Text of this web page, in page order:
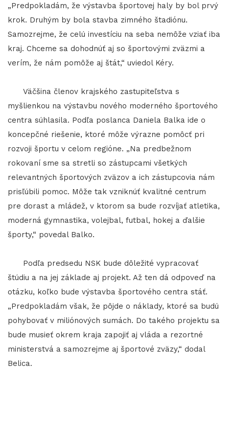
„Predpokladám, že výstavba športovej haly by bol prvý
krok. Druhým by bola stavba zimného štadiónu.
Samozrejme, že celú investíciu na seba nemôže vziať iba
kraj. Chceme sa dohodnúť aj so športovými zväzmi a
verím, že nám pomôže aj štát,“ uviedol Kéry.
Väčšina členov krajského zastupiteľstva s
myšlienkou na výstavbu nového moderného športového
centra súhlasila. Podľa poslanca Daniela Balka ide o
koncepčné riešenie, ktoré môže výrazne pomôcť pri
rozvoji športu v celom regióne. „Na predbežnom
rokovaní sme sa stretli so zástupcami všetkých
relevantných športových zväzov a ich zástupcovia nám
prisľúbili pomoc. Môže tak vzniknúť kvalitné centrum
pre dorast a mládež, v ktorom sa bude rozvíjať atletika,
moderná gymnastika, volejbal, futbal, hokej a ďalšie
športy,“ povedal Balko.
Podľa predsedu NSK bude dôležité vypracovať
štúdiu a na jej základe aj projekt. Až ten dá odpoveď na
otázku, koľko bude výstavba športového centra stáť.
„Predpokladám však, že pôjde o náklady, ktoré sa budú
pohybovať v miliónových sumách. Do takého projektu sa
bude musieť okrem kraja zapojiť aj vláda a rezortné
ministerstvá a samozrejme aj športové zväzy,“ dodal
Belica.